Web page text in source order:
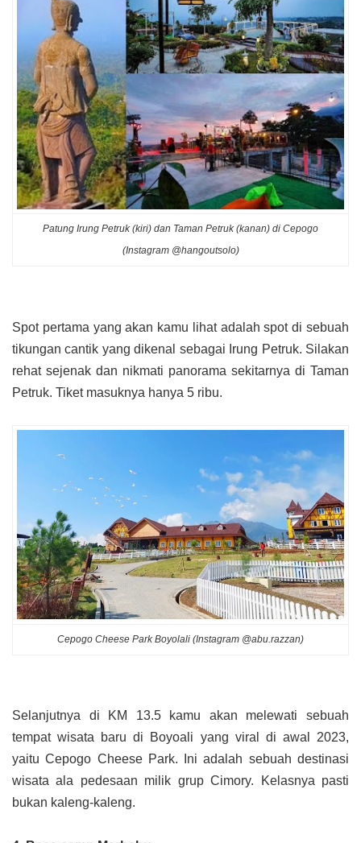
Patung Irung Petruk (kiri) dan Taman Petruk (kanan) di Cepogo
(Instagram @hangoutsolo)
Spot pertama yang akan kamu lihat adalah spot di sebuah
tikungan cantik yang dikenal sebagai Irung Petruk. Silakan
rehat sejenak dan nikmati panorama sekitarnya di Taman
Petruk. Tiket masuknya hanya 5 ribu.
Cepogo Cheese Park Boyolali (Instagram @abu.razzan)
Selanjutnya di
KM 13.5 kamu akan melewati sebuah
tempat wisata baru di Boyoali yang viral di awal 2023,
yaituCepogo Cheese Park. Ini adalah sebuah destinasi
wisata ala pedesaan milik grup Cimory. Kelasnya pasti
bukan kaleng-kaleng.